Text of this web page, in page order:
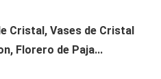
Cristal, Vases de Cristal
Florero de Paja...